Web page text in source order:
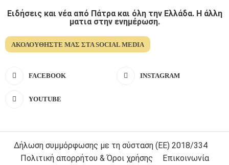
Ειδήσεις και νέα από Πάτρα και όλη την Ελλάδα. Η άλλη
ματια στην ενημέρωση.
ΑΚΟΛΟΥΘΉΣΤΕ ΜΑΣ ΣΤΑ SOCIAL MEDIA
FACEBOOK INSTAGRAM
YOUTUBE
Δήλωση συμμόρφωσης με τη σύσταση (ΕΕ) 2018/334
Πολιτική απορρήτου & Όροι χρήσης
Επικοινωνία